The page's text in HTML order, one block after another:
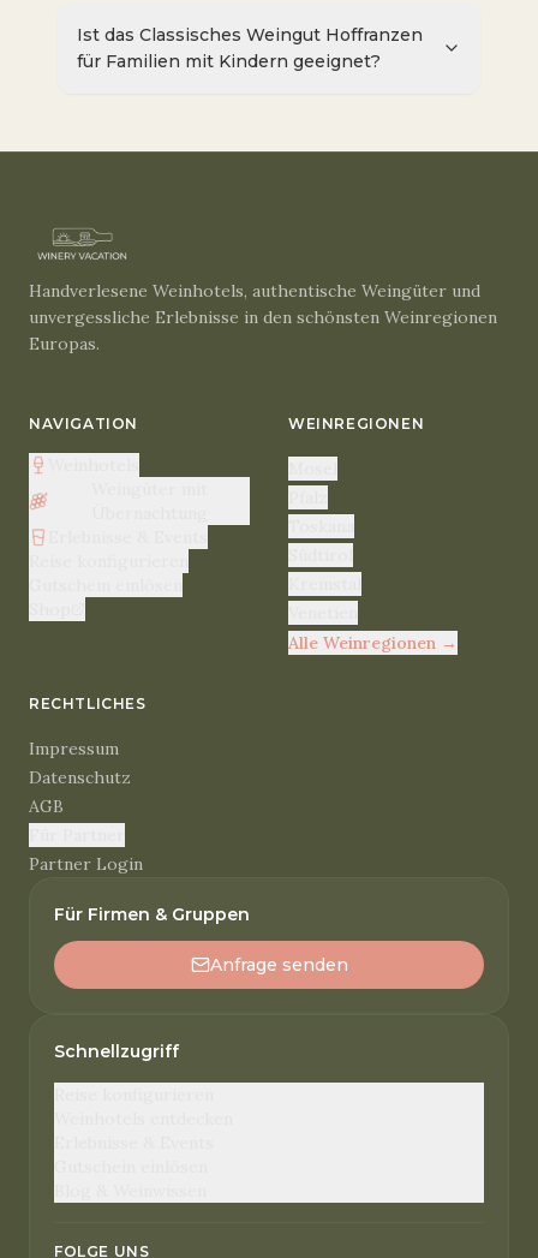
Ist das Classisches Weingut Hoffranzen
für Familien mit Kindern geeignet?
Handverlesene Weinhotels, authentische Weingüter und
unvergessliche Erlebnisse in den schönsten Weinregionen
Europas.
NAVIGATION WEINREGIONEN
Alle Weinregionen →
RECHTLICHES
Impressum
Datenschutz
AGB
Partner Login
Für Firmen & Gruppen
Anfrage senden
Schnellzugriff
FOLGE UNS